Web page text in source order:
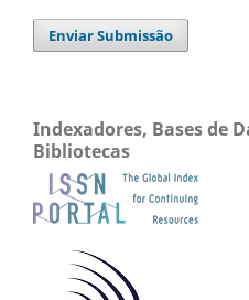
Enviar Submissão
Indexadores, Bases de
Bibliotecas